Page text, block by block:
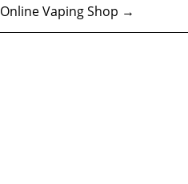
Online Vaping Shop →